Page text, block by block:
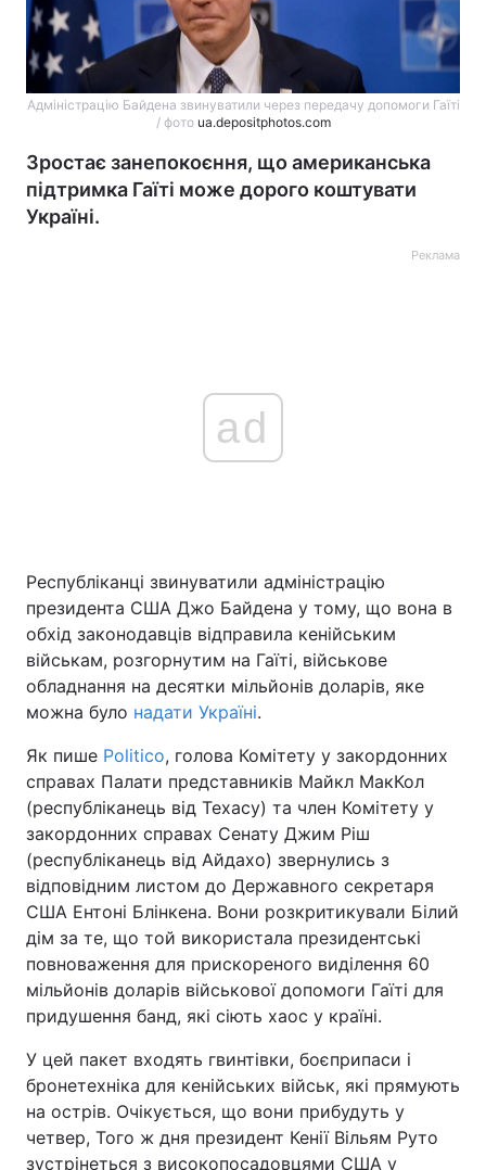
Адміністрацію Байдена звинуватили через передачу допомоги Гаїті
/ фото ua.depositphotos.com
Зростає занепокоєння, що американська
підтримка Гаїті може дорого коштувати
Україні.
Реклама
ad
Республіканці звинуватили адміністрацію
президента США Джо Байдена у тому, що вона в
обхід законодавців відправила кенійським
військам, розгорнутим на Гаїті, військове
обладнання на десятки мільйонів доларів, яке
можна було надати Україні.
Як пише Politico, голова Комітету у закордонних
справах Палати представників Майкл МакКол
(республіканець від Техасу) та член Комітету у
закордонних справах Сенату Джим Ріш
(республіканець від Айдахо) звернулись з
відповідним листом до Державного секретаря
США Ентоні Блінкена. Вони розкритикували Білий
дім за те, що той використала президентські
повноваження для прискореного виділення 60
мільйонів доларів військової допомоги Гаїті для
придушення банд, які сіють хаос у країні.
У цей пакет входять гвинтівки, боєприпаси і
бронетехніка для кенійських військ, які прямують
на острів. Очікується, що вони прибудуть у
четвер, Того ж дня президент Кенії Вільям Руто
зустрінеться з високопосадовцями США у